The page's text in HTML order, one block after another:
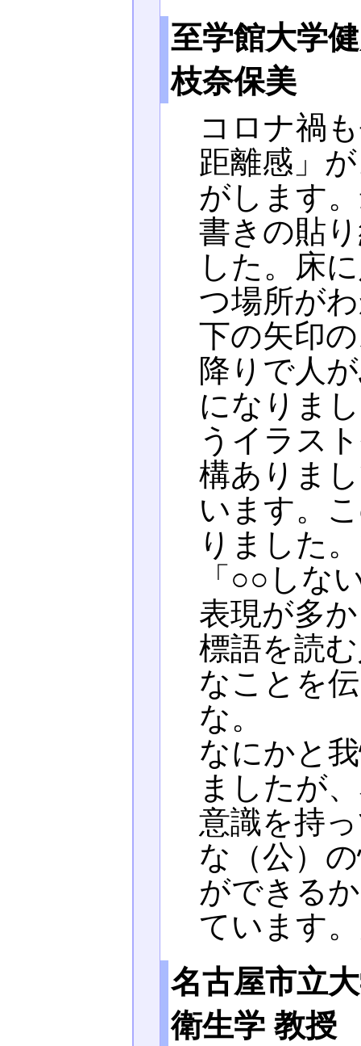
至学館大学
枝奈保美
コロナ禍
距離感」
がします
書きの貼
した。床
つ場所が
下の矢印
降りで人
になりま
うイラス
構ありま
います。
りました
「○○しな
表現が多
標語を読
なことを
な。
なにかと
ましたが
意識を持
な（公）
ができる
ています
名古屋市立
衛生学 教授